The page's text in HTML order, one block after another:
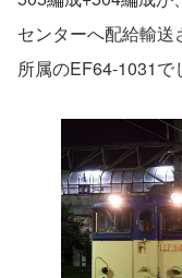
センターへ配給輸
所属のEF64-1031で